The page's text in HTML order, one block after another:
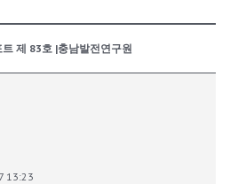
제 83호 |충남발전연구원
13:23